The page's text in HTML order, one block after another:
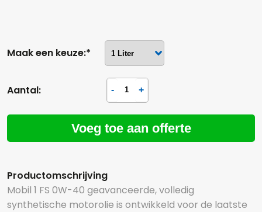
Maak een keuze:*
Aantal:
Voeg toe aan offerte
Productomschrijving
Mobil 1 FS 0W-40 geavanceerde, volledig
synthetische motorolie is ontwikkeld voor de laatste